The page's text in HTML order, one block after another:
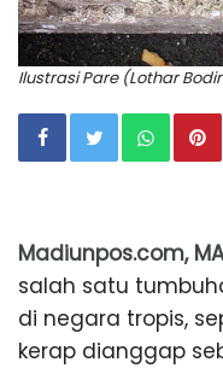
Ilustrasi Pare (Lothar
Madiunpos.com,
salah satu
di negara tropis,
kerap dianggap